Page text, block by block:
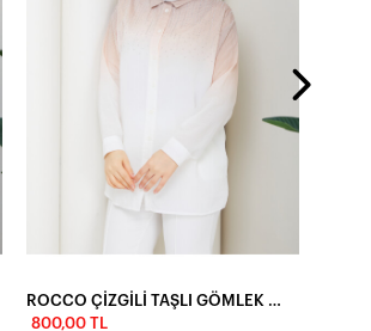
ROCCO ÇİZGİLİ TAŞLI GÖMLEK - VİZON
800,00 TL